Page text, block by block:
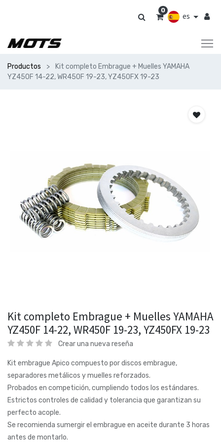
es
0
Productos
Kit completo Embrague + Muelles YAMAHA
YZ450F 14-22, WR450F 19-23, YZ450FX 19-23
Kit completo Embrague + Muelles YAMAHA
YZ450F 14-22, WR450F 19-23, YZ450FX 19-23
Crear una nueva reseña
Kit embrague Apico compuesto por discos embrague,
separadores metálicos y muelles reforzados.
Probados en competición, cumpliendo todos los estándares.
Estrictos controles de calidad y tolerancia que garantizan su
perfecto acople.
Se recomienda sumergir el embrague en aceite durante 3 horas
antes de montarlo.